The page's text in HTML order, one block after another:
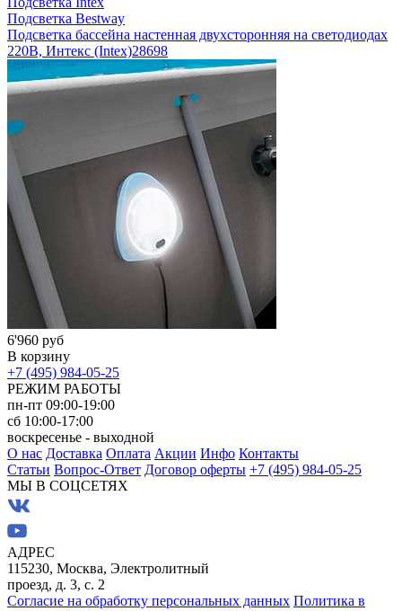
Подсветка Bestway
Подсветка бассейна настенная двухсторонняя на светодиодах
220В, Интекс (Intex)28698
6'960 руб
В корзину
+7 (495) 984-05-25
РЕЖИМ РАБОТЫ
пн-пт 09:00-19:00
сб 10:00-17:00
воскресенье - выходной
О нас Доставка Оплата Акции Инфо Контакты
Статьи Вопрос-Ответ Договор оферты +7 (495) 984-05-25
МЫ В СОЦСЕТЯХ
АДРЕС
115230, Москва, Электролитный
проезд, д. 3, с. 2
Согласие на обработку персональных данных Политика в